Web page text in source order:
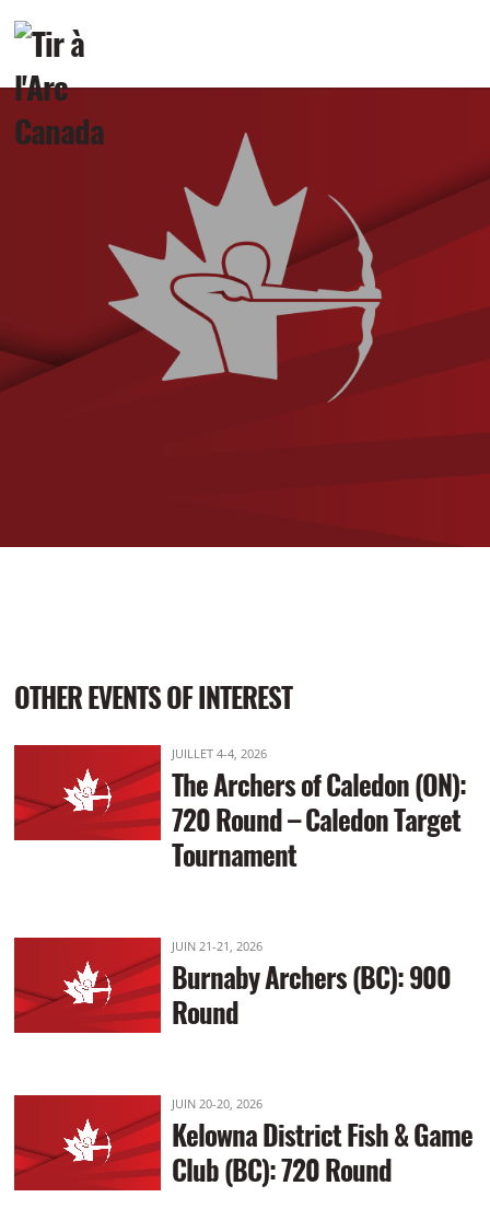
OTHER EVENTS OF INTEREST
JUILLET 4-4, 2026
The Archers of Caledon (ON):
720 Round – Caledon Target
Tournament
JUIN 21-21, 2026
Burnaby Archers (BC): 900
Round
JUIN 20-20, 2026
Kelowna District Fish & Game
Club (BC): 720 Round